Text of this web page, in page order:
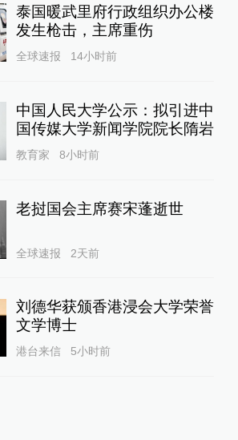
泰国暖武里府行政组织办公楼
发生枪击，主席重伤
全球速报 14小时前
中国人民大学公示：拟引进中
国传媒大学新闻学院院长隋岩
教育家 8小时前
老挝国会主席赛宋蓬逝世
全球速报 2天前
刘德华获颁香港浸会大学荣誉
文学博士
港台来信 5小时前